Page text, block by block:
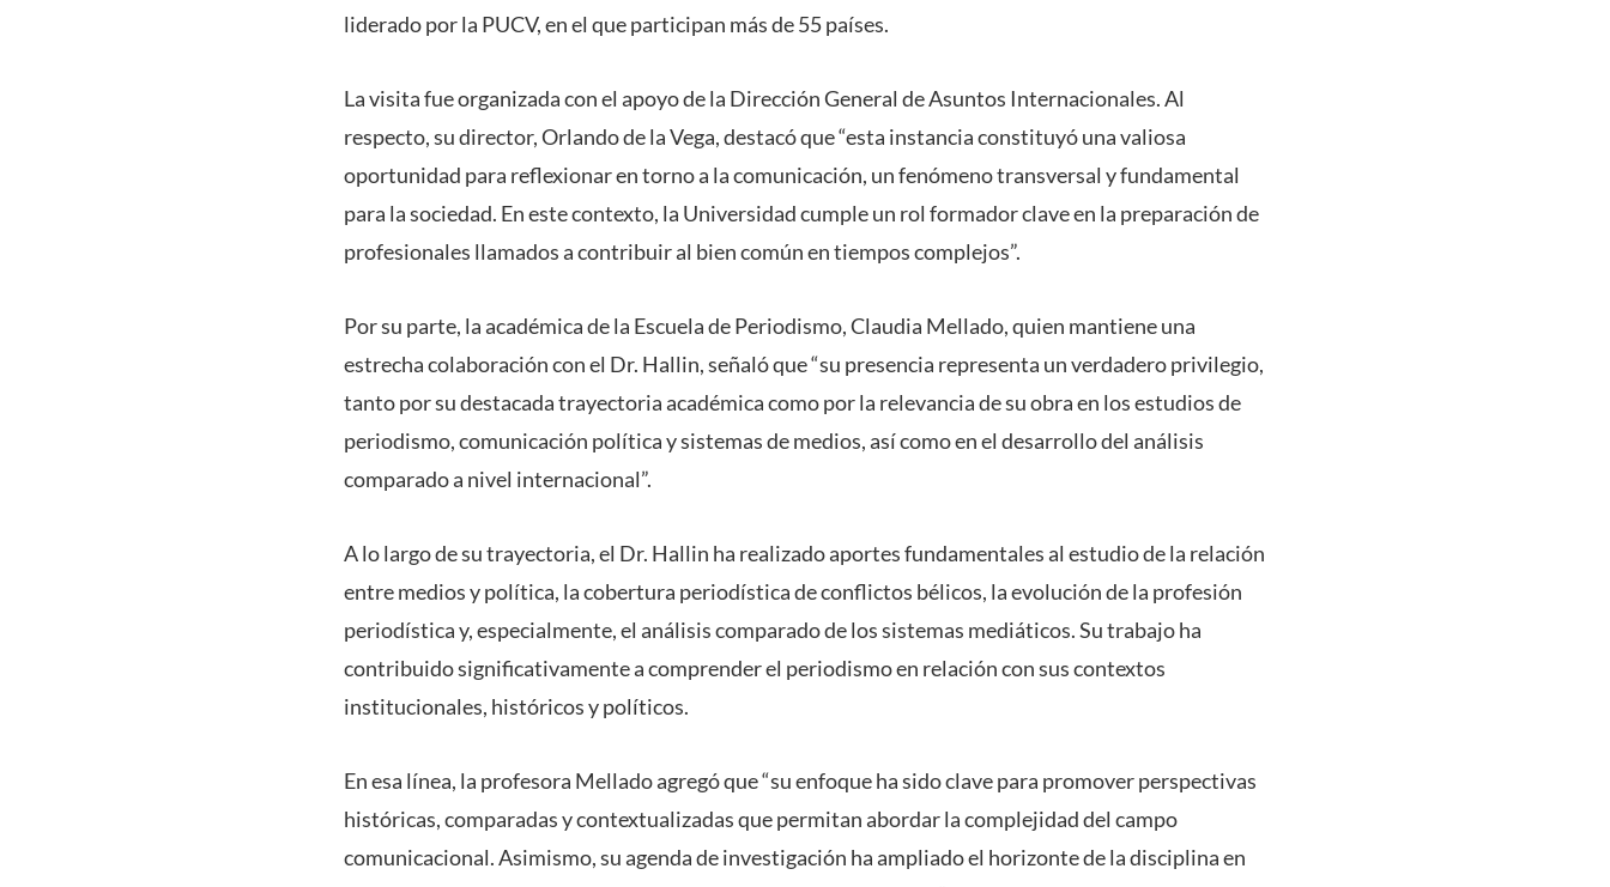
liderado por la PUCV, en el que participan más de 55 países.
La visita fue organizada con el apoyo de la Dirección General de Asuntos Internacionales. Al
respecto, su director, Orlando de la Vega, destacó que “esta instancia constituyó una valiosa
oportunidad para reflexionar en torno a la comunicación, un fenómeno transversal y fundamental
para la sociedad. En este contexto, la Universidad cumple un rol formador clave en la preparación de
profesionales llamados a contribuir al bien común en tiempos complejos”.
Por su parte, la académica de la Escuela de Periodismo, Claudia Mellado, quien mantiene una
estrecha colaboración con el Dr. Hallin, señaló que “su presencia representa un verdadero privilegio,
tanto por su destacada trayectoria académica como por la relevancia de su obra en los estudios de
periodismo, comunicación política y sistemas de medios, así como en el desarrollo del análisis
comparado a nivel internacional”.
A lo largo de su trayectoria, el Dr. Hallin ha realizado aportes fundamentales al estudio de la relación
entre medios y política, la cobertura periodística de conflictos bélicos, la evolución de la profesión
periodística y, especialmente, el análisis comparado de los sistemas mediáticos. Su trabajo ha
contribuido significativamente a comprender el periodismo en relación con sus contextos
institucionales, históricos y políticos.
En esa línea, la profesora Mellado agregó que “su enfoque ha sido clave para promover perspectivas
históricas, comparadas y contextualizadas que permitan abordar la complejidad del campo
comunicacional. Asimismo, su agenda de investigación ha ampliado el horizonte de la disciplina en